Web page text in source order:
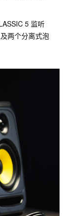
5 监听
两个分离式泡